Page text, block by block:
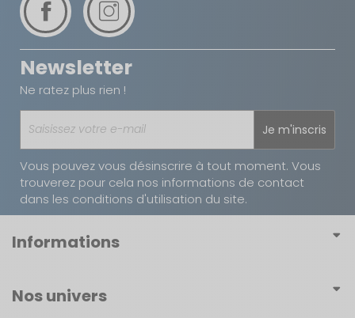
Newsletter
Ne ratez plus rien !
Je m'inscris
Vous pouvez vous désinscrire à tout moment. Vous
trouverez pour cela nos informations de contact
dans les conditions d'utilisation du site.
Informations
Conditions générales d'utilisation
Nos univers